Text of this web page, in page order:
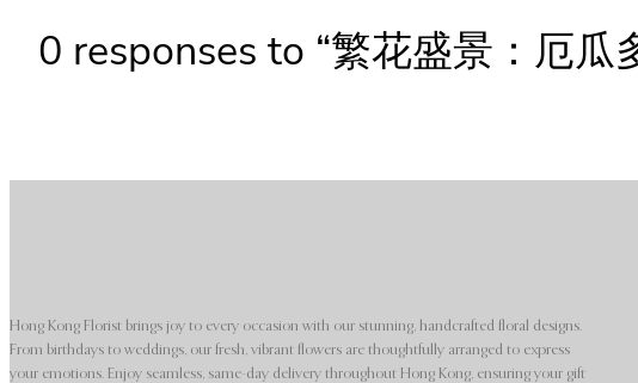
0 responses to “繁花盛景：厄瓜
Hong Kong Florist brings joy to every occasion with our stunning, handcrafted floral designs.
From birthdays to weddings, our fresh, vibrant flowers are thoughtfully arranged to express
your emotions. Enjoy seamless, same-day delivery throughout Hong Kong, ensuring your gift